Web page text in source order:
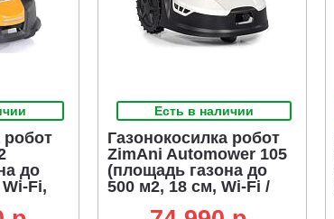
робот
до
Fi,
Есть в наличии
Газонокосилка робот
ZimAni Automower 105
(площадь газона до
500 м2, 18 см, Wi-Fi /